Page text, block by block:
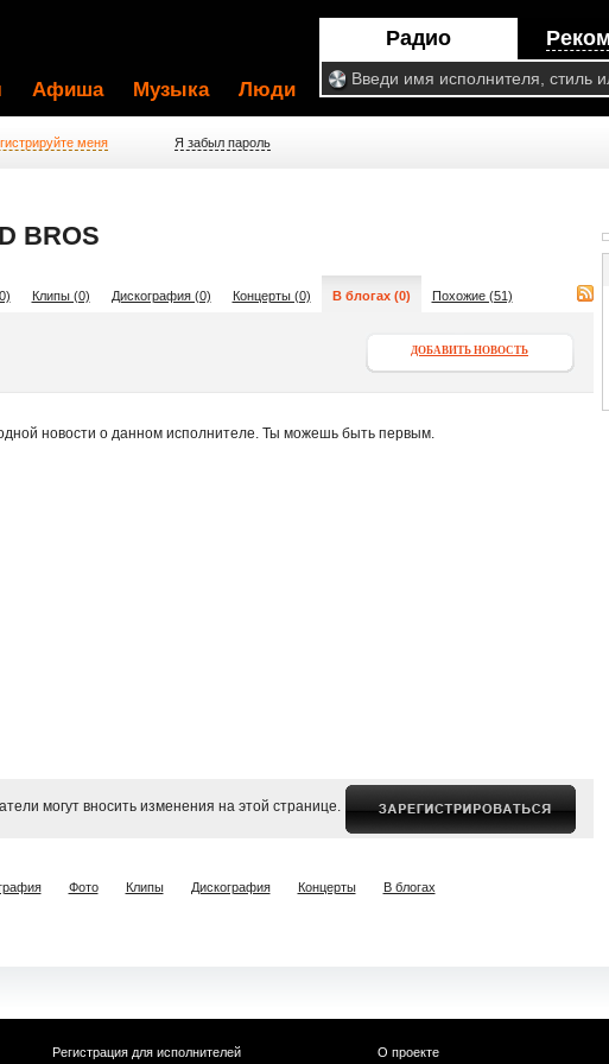
Радио
Афиша Музыка Люди
меня Я забыл пароль
BROS
Клипы (0) Дискография (0) Концерты (0) В блогах (0) Похожие (51)
ДОБАВИТЬ НОВОСТЬ
новости о данном исполнителе. Ты можешь быть первым.
могут вносить изменения на этой странице.
Фото Клипы Дискография Концерты В блогах
Регистрация для исполнителей
О проекте